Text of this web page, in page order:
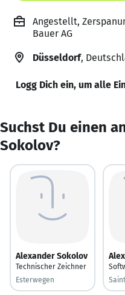
Angestellt,
Bauer AG
Düsseldorf,
Logg Dich ein, um alle
Suchst Du einen
Sokolov?
Alexander Sokolov
Technischer Zeichner
Esterwegen